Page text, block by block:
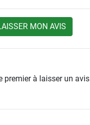
MON AVIS
premier à laisser un avis